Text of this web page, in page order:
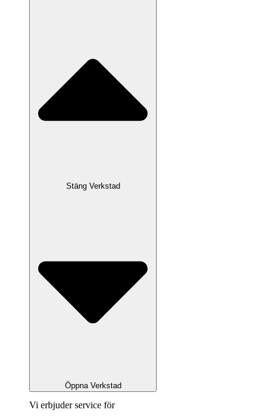
Stäng Verkstad
Öppna Verkstad
Vi erbjuder service för